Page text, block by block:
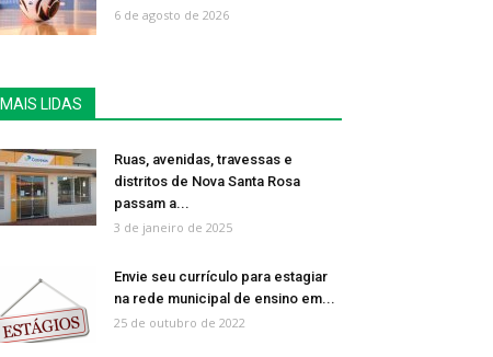
6 de agosto de 2026
MAIS LIDAS
Ruas, avenidas, travessas e
distritos de Nova Santa Rosa
passam a...
3 de janeiro de 2025
Envie seu currículo para estagiar
na rede municipal de ensino em...
25 de outubro de 2022